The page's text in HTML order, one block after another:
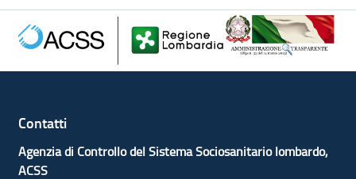
Contatti
Agenzia di Controllo del Sistema Sociosanitario lombardo,
ACSS